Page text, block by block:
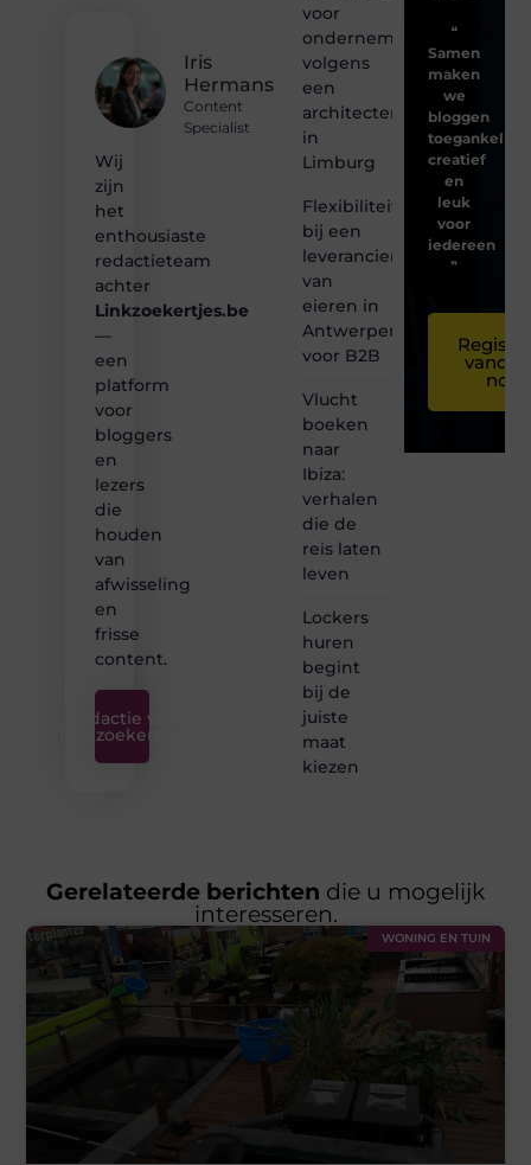
Iris
Hermans
Content
Specialist
Wij
zijn
het
enthousiaste
redactieteam
achter
Linkzoekertjes.be
—
een
platform
voor
bloggers
en
lezers
die
houden
van
afwisseling
en
frisse
content.
Redactie van
Linkzoekertjes
voor
ondernemingen
volgens
een
architectenbureau
in
Limburg
Flexibiliteit
bij een
leverancier
van
eieren in
Antwerpen
voor B2B
Vlucht
boeken
naar
Ibiza:
verhalen
die de
reis laten
leven
Lockers
huren
begint
bij de
juiste
maat
kiezen
❝
Samen
maken
we
bloggen
toegankelijk,
creatief
en
leuk
voor
iedereen
❞
nog
Gerelateerde berichten die u mogelijk
interesseren.
WONING EN TUIN